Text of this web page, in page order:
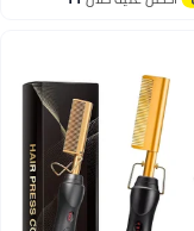
سريع لتصفيف الشعر